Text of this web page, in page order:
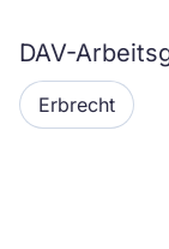
DAV-
Erbrecht